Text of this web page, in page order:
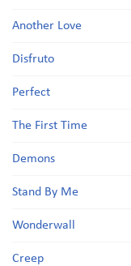
Another Love
Disfruto
Perfect
The First Time
Demons
Stand By Me
Wonderwall
Creep